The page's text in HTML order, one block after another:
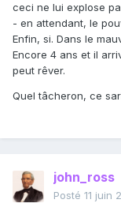
ceci ne lui explose
- en attendant, le
Enfin, si. Dans le
Encore 4 ans et il
peut rêver.
Quel tâcheron, ce
john_ross
Posté 11 juin